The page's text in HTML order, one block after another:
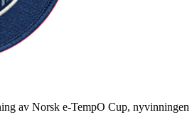
av Norsk e-TempO Cup,